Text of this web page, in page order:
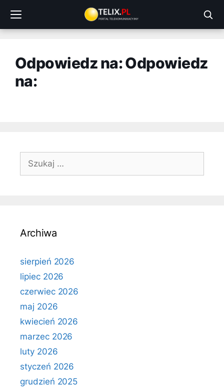
treści
Odpowiedz na: Odpowiedz
na:
Szukaj:
Archiwa
sierpień 2026
lipiec 2026
czerwiec 2026
maj 2026
kwiecień 2026
marzec 2026
luty 2026
styczeń 2026
grudzień 2025